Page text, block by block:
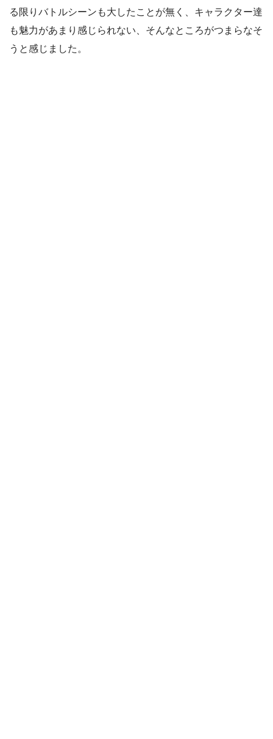
る限りバトルシーンも大したことが無く、キャラクター達
も魅力があまり感じられない、そんなところがつまらなそ
うと感じました。